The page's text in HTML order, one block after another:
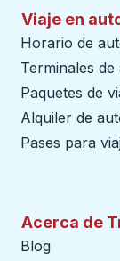
Viaje en
Horario de
Terminales
Paquetes de
Alquiler de
Pases para
Acerca de
Blog